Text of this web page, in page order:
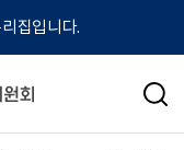
집입니다.
검